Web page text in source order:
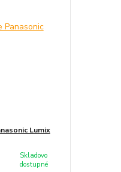
Lumix
Skladovo
dostupné